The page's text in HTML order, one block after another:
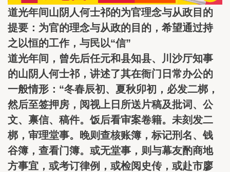
道光年间山阴人何士祁的为官理念与从政目的
提要：为官的理念与从政的目的，希望通过持
之以恒的工作，与民以“信”
道光年间，曾先后任元和县知县、川沙厅知事
的山阴人何士祁，讲述了其在衙门日常办公的
一般情形：“冬春辰初、夏秋卯初，必发二梆，
然后至签押房，阅视上日所送片稿及批词、公
文、禀信、稿件。饭后看审案卷籍。未刻发二
梆，审理堂事。晚则查核账簿，标记刑名、钱
谷簿，查看门簿。或无堂事，则与幕友酌商地
方事宜，或考订律例，或检阅史传，或赴市廖